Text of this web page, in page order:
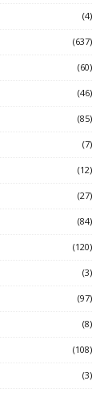
(4)
(637)
(60)
(46)
(85)
(7)
(12)
(27)
(84)
(120)
(3)
(97)
(8)
(108)
(3)